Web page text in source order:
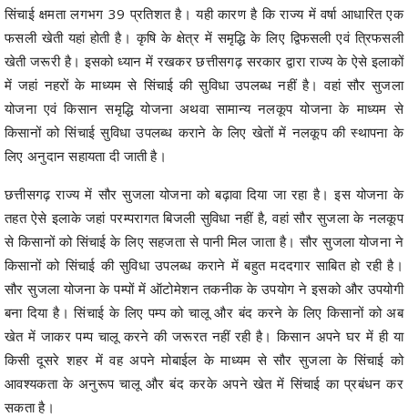
सिंचाई क्षमता लगभग 39 प्रतिशत है। यही कारण है कि राज्य में वर्षा आधारित एक
फसली खेती यहां होती है। कृषि के क्षेत्र में समृद्धि के लिए द्विफसली एवं त्रिफसली
खेती जरूरी है। इसको ध्यान में रखकर छत्तीसगढ़ सरकार द्वारा राज्य के ऐसे इलाकों
में जहां नहरों के माध्यम से सिंचाई की सुविधा उपलब्ध नहीं है। वहां सौर सुजला
योजना एवं किसान समृद्धि योजना अथवा सामान्य नलकूप योजना के माध्यम से
किसानों को सिंचाई सुविधा उपलब्ध कराने के लिए खेतों में नलकूप की स्थापना के
लिए अनुदान सहायता दी जाती है।
छत्तीसगढ़ राज्य में सौर सुजला योजना को बढ़ावा दिया जा रहा है। इस योजना के
तहत ऐसे इलाके जहां परम्परागत बिजली सुविधा नहीं है, वहां सौर सुजला के नलकूप
से किसानों को सिंचाई के लिए सहजता से पानी मिल जाता है। सौर सुजला योजना ने
किसानों को सिंचाई की सुविधा उपलब्ध कराने में बहुत मददगार साबित हो रही है।
सौर सुजला योजना के पम्पों में ऑटोमेशन तकनीक के उपयोग ने इसको और उपयोगी
बना दिया है। सिंचाई के लिए पम्प को चालू और बंद करने के लिए किसानों को अब
खेत में जाकर पम्प चालू करने की जरूरत नहीं रही है। किसान अपने घर में ही या
किसी दूसरे शहर में वह अपने मोबाईल के माध्यम से सौर सुजला के सिंचाई को
आवश्यकता के अनुरूप चालू और बंद करके अपने खेत में सिंचाई का प्रबंधन कर
सकता है।